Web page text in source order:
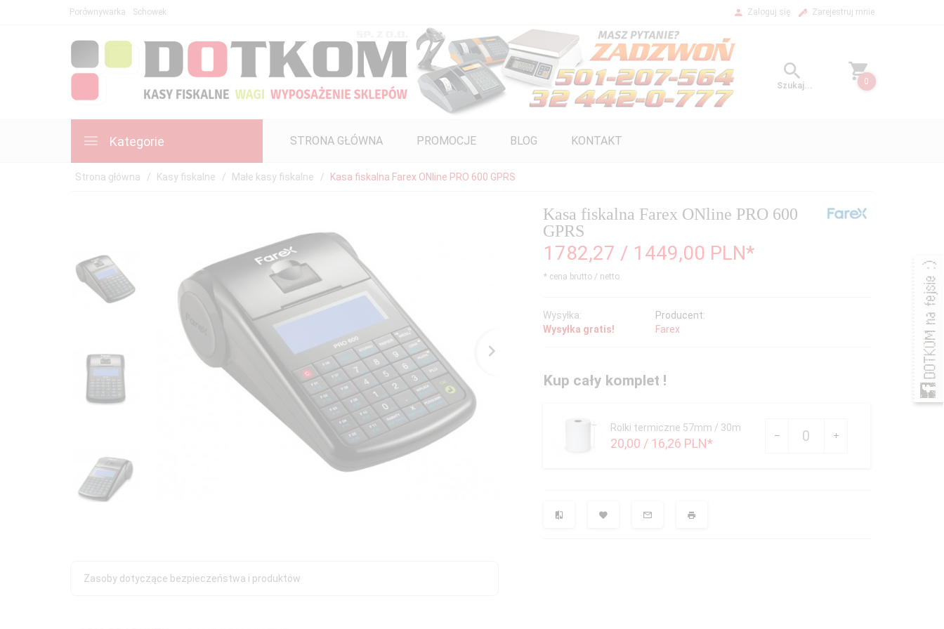
Porównywarka Schowek Zaloguj się Zarejestruj mnie
0
Kategorie STRONA GŁÓWNA PROMOCJE BLOG KONTAKT
Strona główna Kasy fiskalne Małe kasy fiskalne Kasa fiskalna Farex ONline PRO 600 GPRS
Zasoby dotyczące bezpieczeństwa i produktów
Kasa fiskalna Farex ONline PRO 600
GPRS
1782,27 / 1449,00 PLN*
* cena brutto / netto
Wysyłka:
Wysyłka gratis!
Producent:
Farex
Kup cały komplet !
Rolki termiczne 57mm / 30m
20,00 / 16,26 PLN*
dla